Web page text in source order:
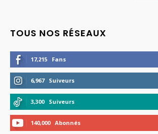
TOUS NOS RÉSEAUX
17,215 Fans
6,967 Suiveurs
3,300 Suiveurs
140,000 Abonnés